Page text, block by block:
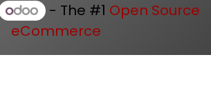
- The #1 Open Source
eCommerce